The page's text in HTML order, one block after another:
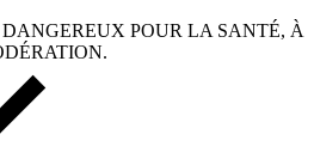
POUR LA SANTÉ, À